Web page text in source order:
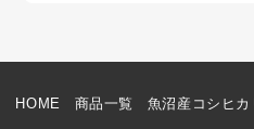
HOME 商品一覧 魚沼産コシヒカ